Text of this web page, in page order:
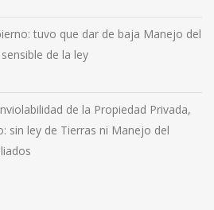
tuvo que dar de baja Manejo del
de la ley
de la Propiedad Privada,
sin ley de Tierras ni Manejo del